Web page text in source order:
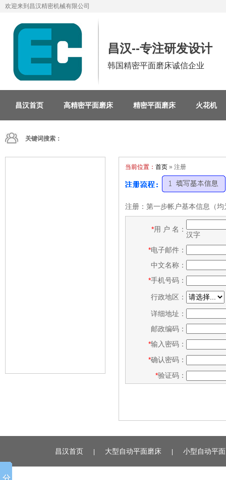
欢迎来到昌汉精密机械有限公司
昌汉--专注研发设计
韩国精密平面磨床诚信企业
昌汉首页 高精密平面磨床 精密平面磨床 火花机
关键词搜索：
当前位置： 首页 » 注册
注册：第一步帐户基本信息（均
*用 户 名：
汉字
*电子邮件：
中文名称：
*手机号码：
行政地区：
详细地址：
邮政编码：
*输入密码：
*确认密码：
*验证码：
昌汉首页 大型自动平面磨床 小型自动平